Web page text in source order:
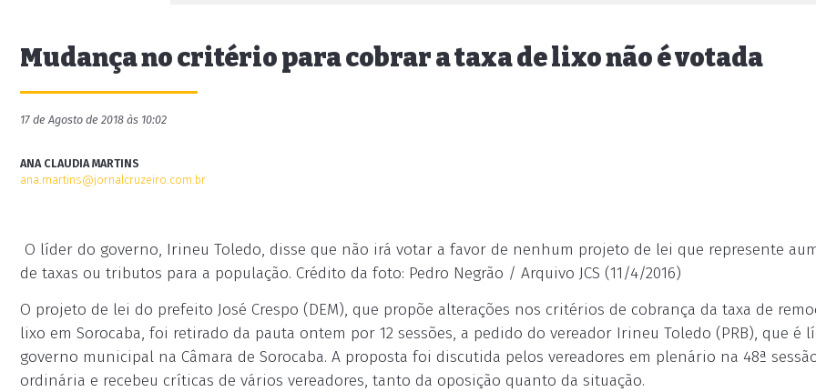
Mudança no critério para cobrar a taxa de lixo não é votada
17 de Agosto de 2018 às 10:02
ANA CLAUDIA MARTINS
ana.martins@jornalcruzeiro.com.br
O líder do governo, Irineu Toledo, disse que não irá votar a favor de nenhum projeto de lei que represente
de taxas ou tributos para a população. Crédito da foto: Pedro Negrão / Arquivo JCS (11/4/2016)
O projeto de lei do prefeito José Crespo (DEM), que propõe alterações nos critérios de cobrança da taxa de
lixo em Sorocaba, foi retirado da pauta ontem por 12 sessões, a pedido do vereador Irineu Toledo (PRB), que é
governo municipal na Câmara de Sorocaba. A proposta foi discutida pelos vereadores em plenário na 48ª
ordinária e recebeu críticas de vários vereadores, tanto da oposição quanto da situação.